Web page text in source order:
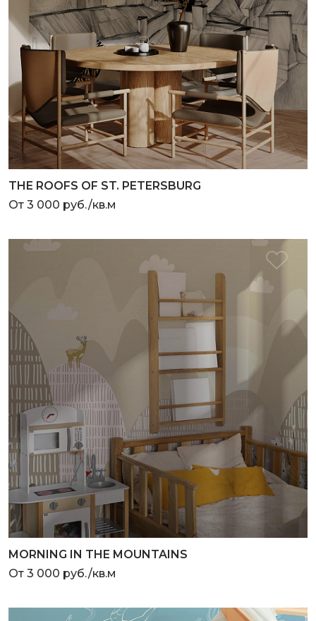
THE ROOFS OF ST. PETERSBURG
От 3 000 руб./кв.м
MORNING IN THE MOUNTAINS
От 3 000 руб./кв.м